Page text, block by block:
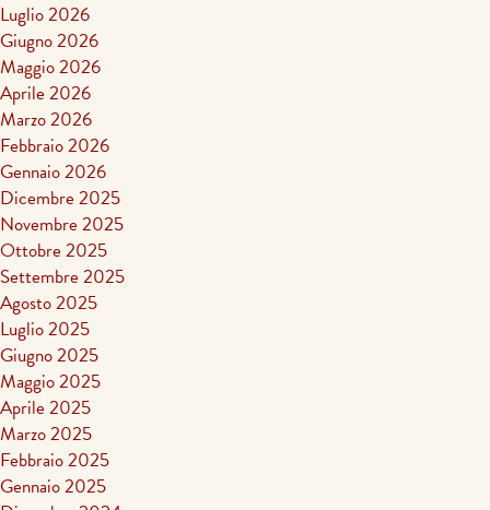
Luglio 2026
Giugno 2026
Maggio 2026
Aprile 2026
Marzo 2026
Febbraio 2026
Gennaio 2026
Dicembre 2025
Novembre 2025
Ottobre 2025
Settembre 2025
Agosto 2025
Luglio 2025
Giugno 2025
Maggio 2025
Aprile 2025
Marzo 2025
Febbraio 2025
Gennaio 2025